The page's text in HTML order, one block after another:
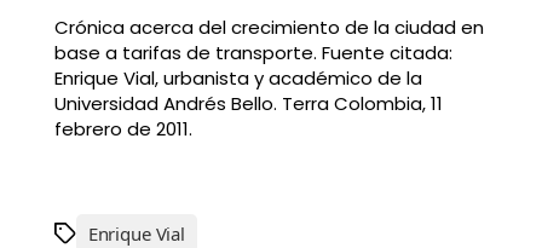
Crónica acerca del crecimiento de la ciudad en
base a tarifas de transporte. Fuente citada:
Enrique Vial, urbanista y académico de la
Universidad Andrés Bello. Terra Colombia, 11
febrero de 2011.
Enrique Vial